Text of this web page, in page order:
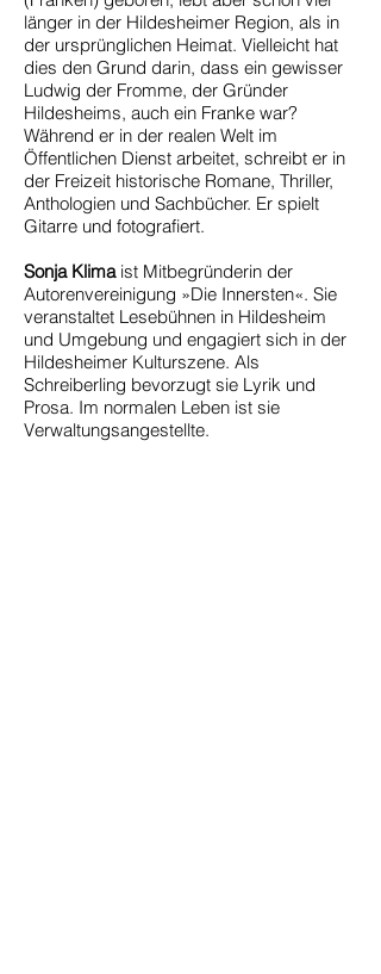
länger in der Hildesheimer Region, als in
der ursprünglichen Heimat. Vielleicht hat
dies den Grund darin, dass ein gewisser
Ludwig der Fromme, der Gründer
Hildesheims, auch ein Franke war?
Während er in der realen Welt im
Öffentlichen Dienst arbeitet, schreibt er in
der Freizeit historische Romane, Thriller,
Anthologien und Sachbücher. Er spielt
Gitarre und fotografiert.
Sonja Klimaist Mitbegründerin der
Autorenvereinigung »Die Innersten«. Sie
veranstaltet Lesebühnen in Hildesheim
und Umgebung und engagiert sich in der
Hildesheimer Kulturszene. Als
Schreiberling bevorzugt sie Lyrik und
Prosa. Im normalen Leben ist sie
Verwaltungsangestellte.